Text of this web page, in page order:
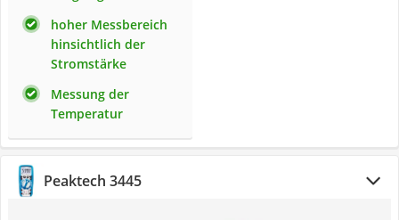
hoher Messbereich
hinsichtlich der
Stromstärke
Messung der
Temperatur
Peaktech 3445